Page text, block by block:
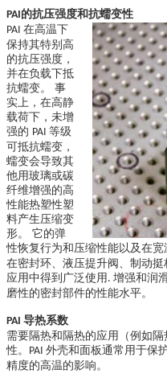
PAI的抗压强度和抗蠕变性
PAI 在高温下
保持其特别高
的抗压强度，
并在负载下抵
抗蠕变。 事
实上，在高静
载荷下，未增
强的 PAI 等级
可抵抗蠕变，
蠕变会导致其
他用玻璃或碳
纤维增强的高
性能热塑性塑
料产生压缩变
形。 它的弹
性恢复行为和压缩性能以及在
在密封环、液压提升阀、制动
应用中得到广泛使用 . 增强和润
磨性的密封部件的性能水平。
PAI 导热系数
需要隔热和隔热的应用（例如
性。 PAI 外壳和面板通常用于保
精度的高温的影响。